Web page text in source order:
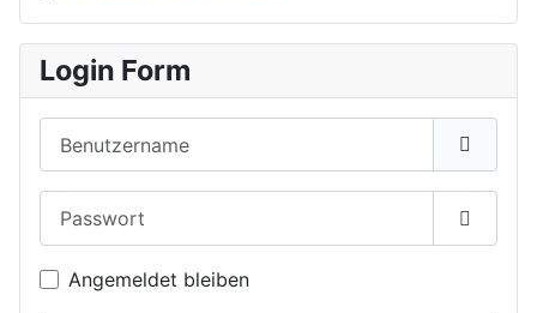
Login Form
Angemeldet bleiben